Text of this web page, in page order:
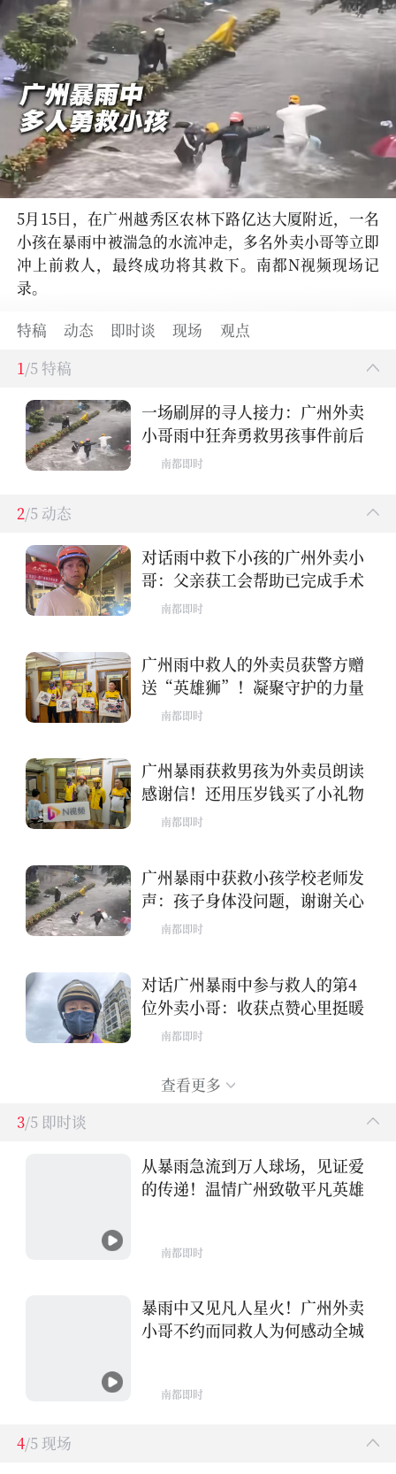
5月15日，在广州越秀区农林下路亿达大厦附近，一名
小孩在暴雨中被湍急的水流冲走，多名外卖小哥等立即
冲上前救人，最终成功将其救下。南都N视频现场记
录。
特稿 动态 即时谈 现场
观点
1/5 特稿
一场刷屏的寻人接力：广州外卖
小哥雨中狂奔勇救男孩事件前后
南都即时
2/5 动态
对话雨中救下小孩的广州外卖小
哥：父亲获工会帮助已完成手术
南都即时
广州雨中救人的外卖员获警方赠
送“英雄狮”！凝聚守护的力量
南都即时
广州暴雨获救男孩为外卖员朗读
感谢信！还用压岁钱买了小礼物
南都即时
广州暴雨中获救小孩学校老师发
声：孩子身体没问题，谢谢关心
南都即时
对话广州暴雨中参与救人的第4
位外卖小哥：收获点赞心里挺暖
南都即时
查看更多
3/5 即时谈
从暴雨急流到万人球场，见证爱
的传递！温情广州致敬平凡英雄
南都即时
暴雨中又见凡人星火！广州外卖
小哥不约而同救人为何感动全城
南都即时
4/5 现场